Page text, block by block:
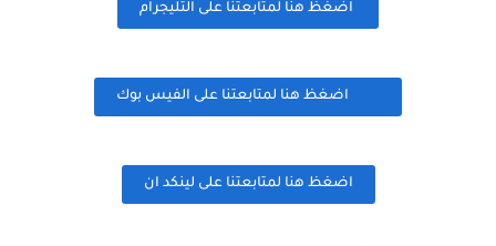
اضغظ هنا لمتابعتنا على التليجرام
اضغظ هنا لمتابعتنا على الفيس بوك
اضغظ هنا لمتابعتنا على لينكد ان